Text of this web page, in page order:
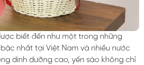
biết đến như một trong những
nhất tại Việt Nam và nhiều nước
dinh dưỡng cao, yến sào không chỉ